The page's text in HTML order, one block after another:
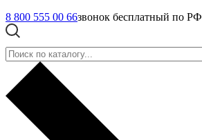
8 800 555 00 66звонок бесплатный по РФ